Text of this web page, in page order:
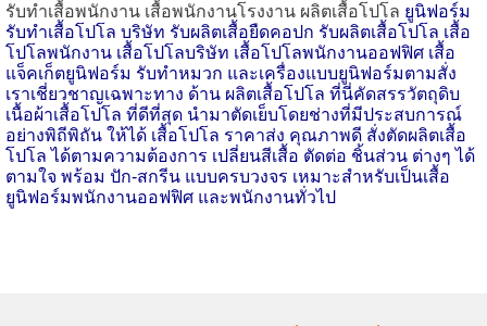
รับทำเสื้อพนักงาน เสื้อพนักงานโรงงาน ผลิตเสื้อโปโล ยูนิฟอร์ม
รับทําเสื้อโปโล บริษัท รับผลิตเสื้อยืดคอปก รับผลิตเสื้อโปโล เสื้อ
โปโลพนักงาน เสื้อโปโลบริษัท เสื้อโปโลพนักงานออฟฟิศ เสื้อ
แจ็คเก็ตยูนิฟอร์ม รับทำหมวก และเครื่องแบบยูนิฟอร์มตามสั่ง
เราเชี่ยวชาญเฉพาะทาง ด้าน ผลิตเสื้อโปโล ที่นี่คัดสรรวัตถุดิบ
เนื้อผ้าเสื้อโปโล ที่ดีที่สุด นำมาตัดเย็บโดยช่างที่มีประสบการณ์
อย่างพิถีพิถัน ให้ได้ เสื้อโปโล ราคาส่ง คุณภาพดี สั่งตัดผลิตเสื้อ
โปโล ได้ตามความต้องการ เปลี่ยนสีเสื้อ ตัดต่อ ชิ้นส่วน ต่างๆ ได้
ตามใจ พร้อม ปัก-สกรีน แบบครบวงจร เหมาะสำหรับเป็นเสื้อ
ยูนิฟอร์มพนักงานออฟฟิศ และพนักงานทั่วไป